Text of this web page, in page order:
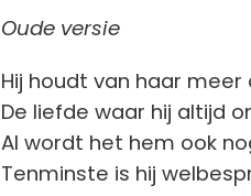
Oude versie
Hij houdt van haar meer
De liefde waar hij altijd
Al wordt het hem ook
Tenminste is hij